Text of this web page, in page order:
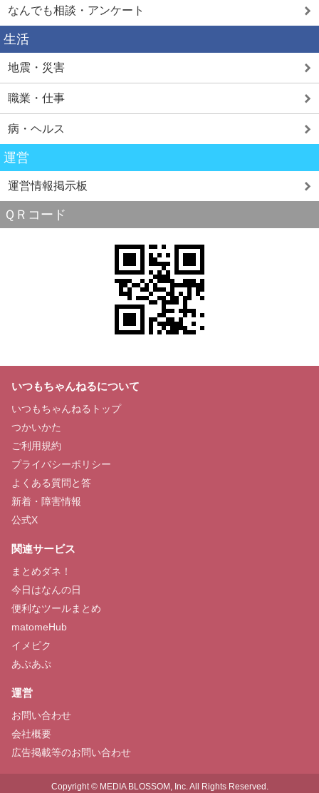
なんでも相談・アンケート
生活
地震・災害
職業・仕事
病・ヘルス
運営
運営情報掲示板
ＱＲコード
いつもちゃんねるについて
いつもちゃんねるトップ
つかいかた
ご利用規約
プライバシーポリシー
よくある質問と答
新着・障害情報
公式X
関連サービス
まとめダネ！
今日はなんの日
便利なツールまとめ
matomeHub
イメピク
あぷあぷ
運営
お問い合わせ
会社概要
広告掲載等のお問い合わせ
Copyright © MEDIA BLOSSOM, Inc. All Rights Reserved.